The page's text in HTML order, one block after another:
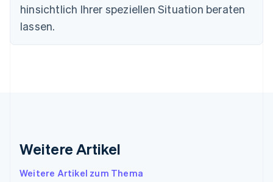
hinsichtlich Ihrer speziellen Situation beraten
lassen.
Weitere Artikel
Weitere Artikel zum Thema
English
Festlandchina
Indien
Irland